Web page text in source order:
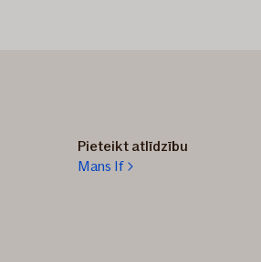
Pieteikt atlīdzību
Mans If